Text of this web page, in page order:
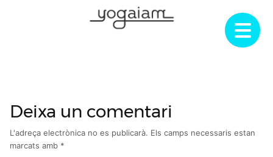
Deixa un comentari
L'adreça electrònica no es publicarà. Els camps necessaris estan
marcats amb *